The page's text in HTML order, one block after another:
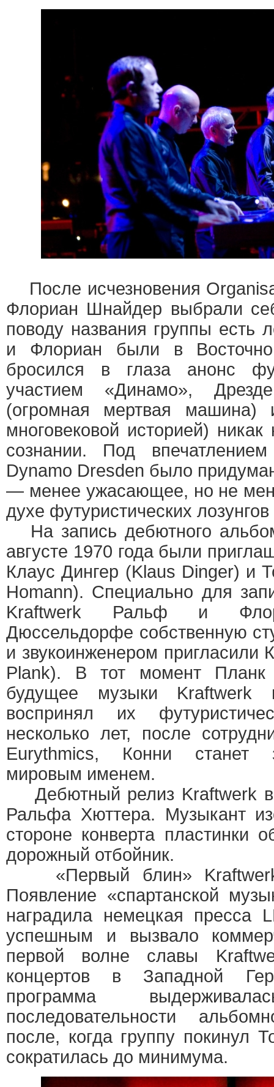
После исчезновения
Флориан Шнайдер выбрали
поводу названия группы есть
и Флориан были в
бросился в глаза анонс
участием «Динамо»,
(огромная мертвая машина)
многовековой историей)
сознании. Под
Dynamo Dresden было
— менее ужасающее, но не
духе футуристических
На запись дебютного
августе 1970 года были
Клаус Дингер (Klaus Dinger) и
Homann). Специально для
Kraftwerk Ральф и
Дюссельдорфе собственную
и звукоинженером пригласили
Plank). В тот момент Планк
будущее музыки
воспринял их
несколько лет, после
Eurythmics, Конни станет
мировым именем.
Дебютный релиз Kraftwerk
Ральфа Хюттера. Музыкант
стороне конверта пластинки
дорожный отбойник.
«Первый блин»
Появление «спартанской
наградила немецкая пресса
успешным и вызвало
первой волне славы
концертов в Западной
программа
последовательности
после, когда группу покинул
сократилась до минимума.